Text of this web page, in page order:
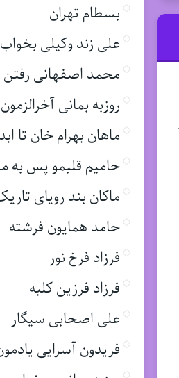
بسطام تهران
علی زند وکیلی
محمد اصفهانی رفتن
روزبه بمانی آخرالزمون
ماهان بهرام خان تا ابد
حامیم قلبمو پس به
ماکان بند رویای
حامد همایون فرشته
فرزاد فرخ نور
فرزاد فرزین کلبه
علی اصحابی سیگار
فریدون آسرایی